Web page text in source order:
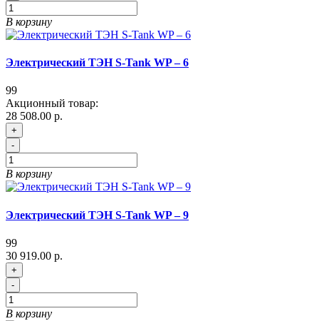
В корзину
Электрический ТЭН S-Tank WP – 6
99
Акционный товар:
28 508.00 р.
+
-
В корзину
Электрический ТЭН S-Tank WP – 9
99
30 919.00 р.
+
-
В корзину